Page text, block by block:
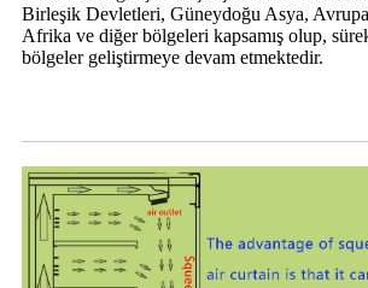
Birleşik Devletleri, Güneydoğu Asya,
Afrika ve diğer bölgeleri kapsamış olup,
bölgeler geliştirmeye devam etmektedir.